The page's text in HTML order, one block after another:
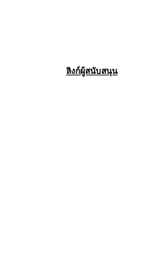
ลิงก์ผู้สนับสนุน